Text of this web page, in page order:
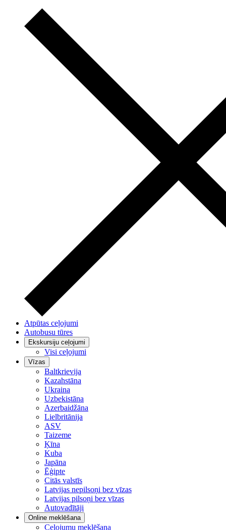
Atpūtas ceļojumi
Autobusu tūres
Ekskursiju ceļojumi
Visi ceļojumi
Vīzas
Baltkrievija
Kazahstāna
Ukraina
Uzbekistāna
Azerbaidžāna
Lielbritānija
ASV
Taizeme
Ķīna
Kuba
Japāna
Ēģipte
Citās valstīs
Latvijas nepilsoņi bez vīzas
Latvijas pilsoņi bez vīzas
Autovadītāji
Online meklēšana
Ceļojumu meklēšana